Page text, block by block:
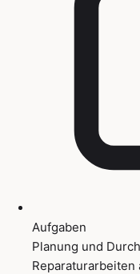
Aufgaben
Planung und
Reparaturarbeiten